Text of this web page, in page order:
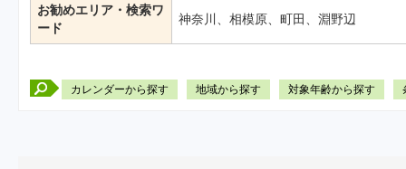
お勧めエリア・検索ワ
ード
神奈川、相模原、町田、淵野辺
カレンダーから探す 地域から探す 対象年齢から探す